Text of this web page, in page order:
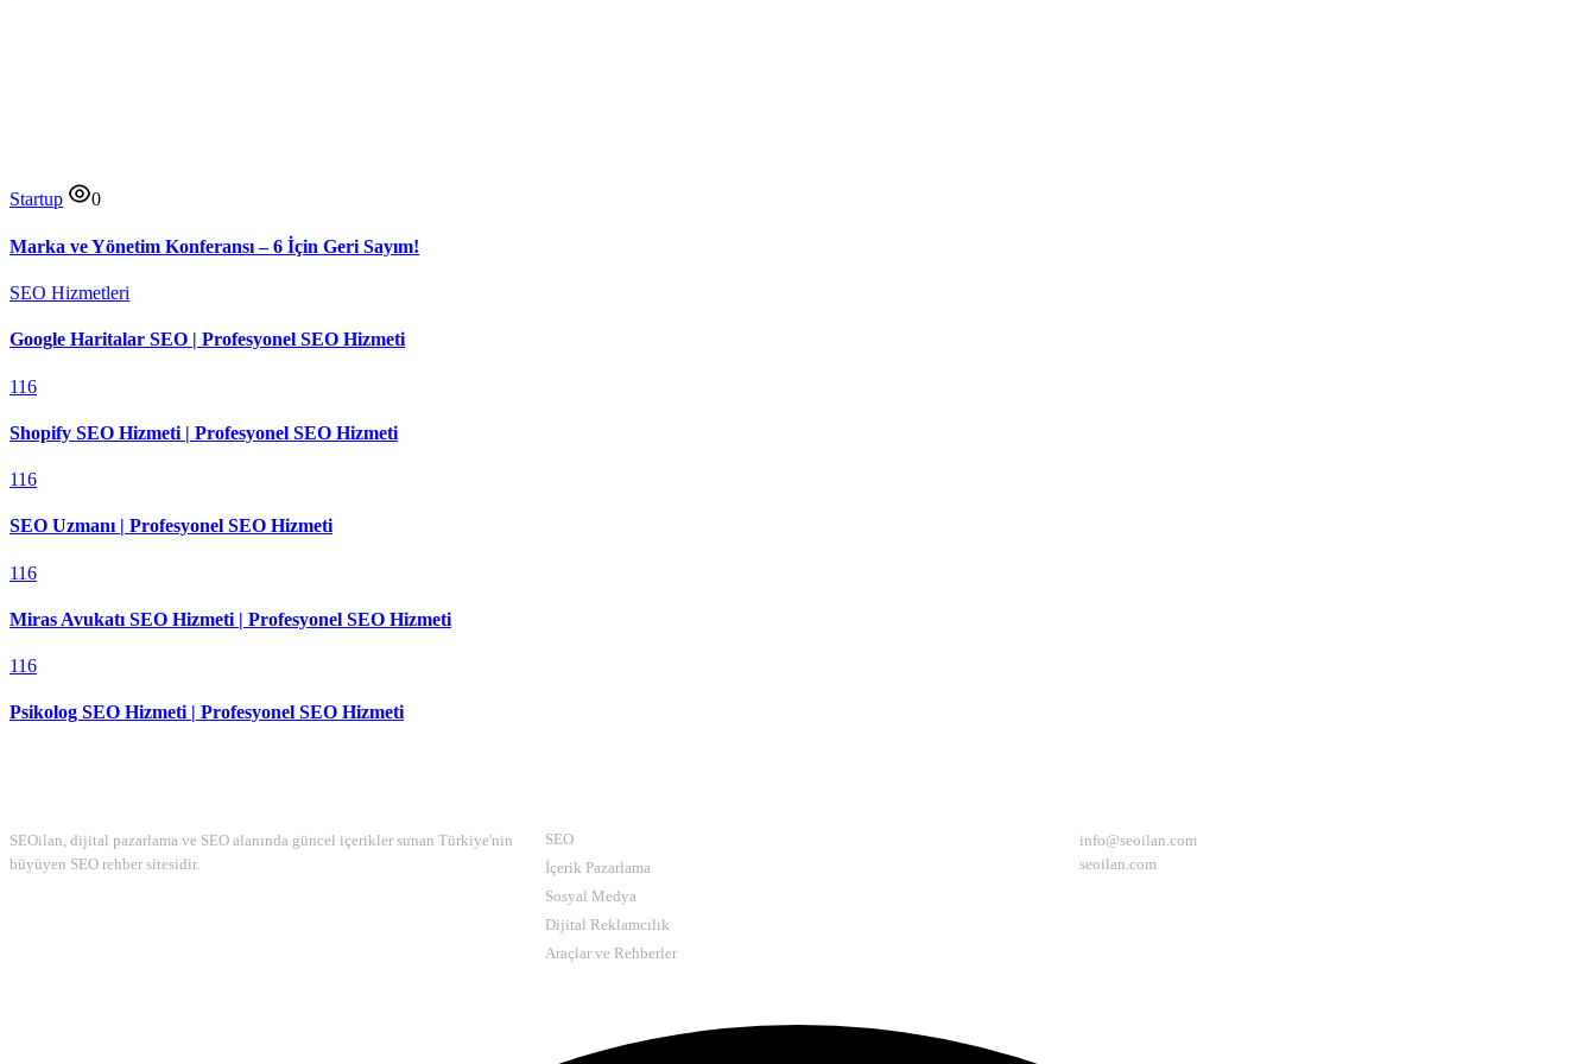
Startup 0
Marka ve Yönetim Konferansı – 6 İçin Geri Sayım!
SEO Hizmetleri
Google Haritalar SEO | Profesyonel SEO Hizmeti
116
Shopify SEO Hizmeti | Profesyonel SEO Hizmeti
116
SEO Uzmanı | Profesyonel SEO Hizmeti
116
Miras Avukatı SEO Hizmeti | Profesyonel SEO Hizmeti
116
Psikolog SEO Hizmeti | Profesyonel SEO Hizmeti
SEOilan, dijital pazarlama ve SEO alanında güncel içerikler sunan Türkiye'nin
büyüyen SEO rehber sitesidir.
SEO
İçerik Pazarlama
Sosyal Medya
Dijital Reklamcılık
Araçlar ve Rehberler
info@seoilan.com
seoilan.com